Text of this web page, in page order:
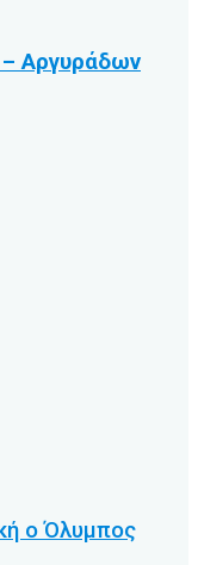
Αργυράδων
ο Όλυμπος